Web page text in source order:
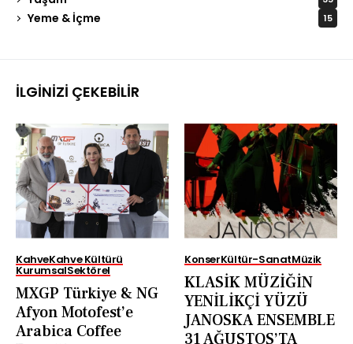
Yeme & İçme 15
İLGINIZI ÇEKEBILIR
KahveKahve Kültürü
KurumsalSektörel
MXGP Türkiye & NG
Afyon Motofest’e
Arabica Coffee
KonserKültür-SanatMüzik
KLASİK MÜZİĞİN
YENİLİKÇİ YÜZÜ
JANOSKA ENSEMBLE
31 AĞUSTOS’TA